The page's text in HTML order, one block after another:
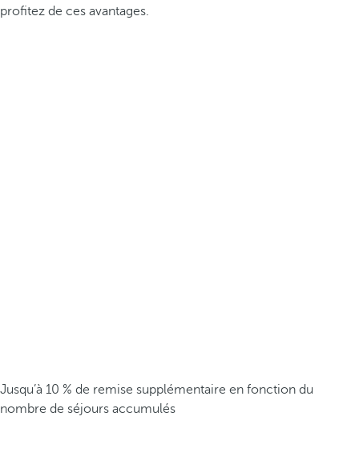
profitez de ces avantages.
Jusqu’à 10 % de remise supplémentaire en fonction du
nombre de séjours accumulés